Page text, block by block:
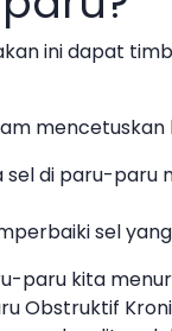
ini dapat
mencetuskan
sel di paru-paru
sel
paru kita
Obstruktif